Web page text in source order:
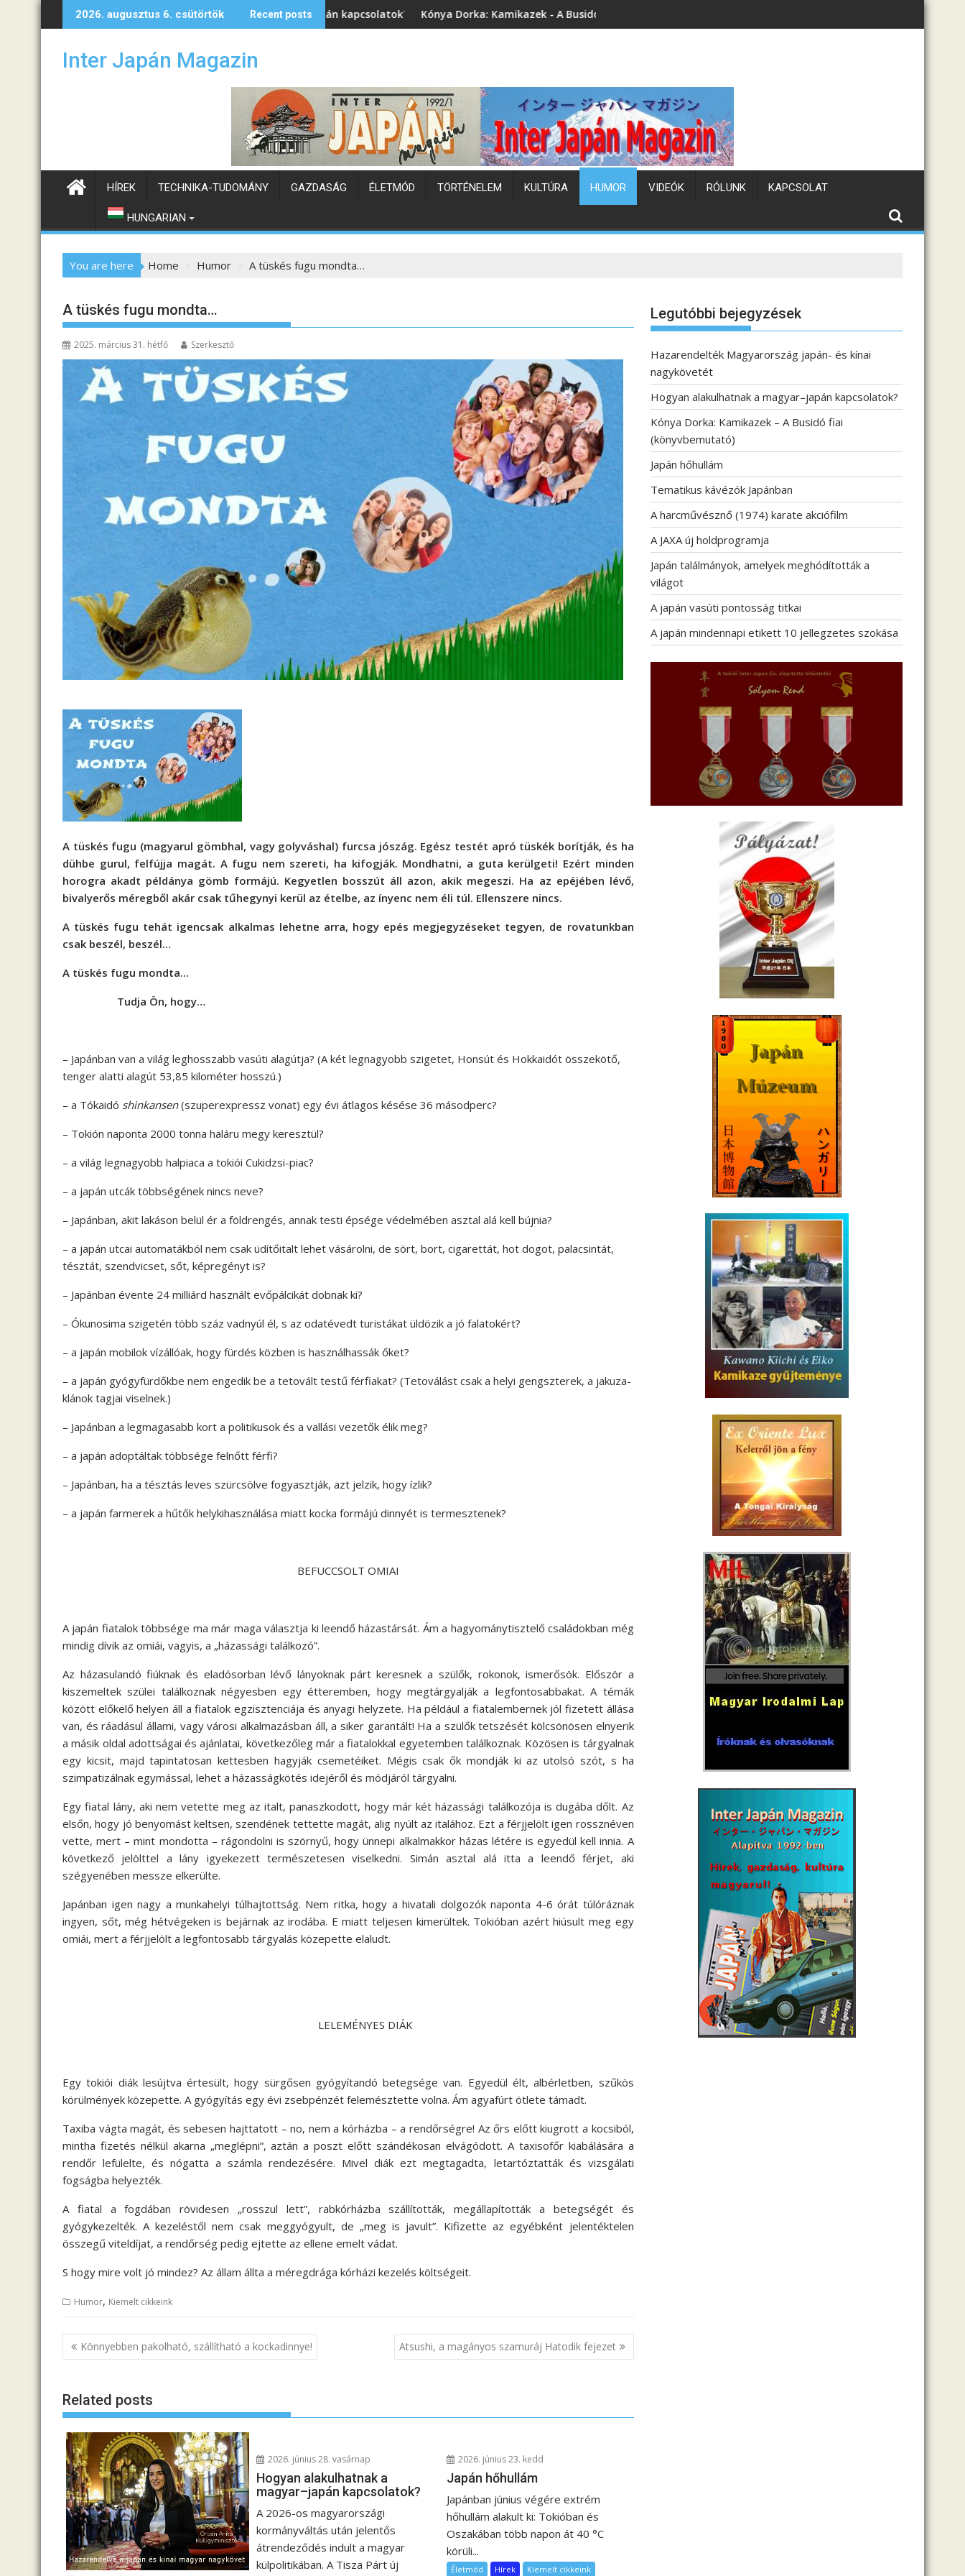
k
2026. augusztus 6. csütörtök Recent posts
Hogyan alakulhatnak a magyar–japán kapcsolatok? Kónya Dorka: Kamikazek - A Busidó fiai (könyvbemutató)Japán hőhullám
Inter Japán Magazin
HÍREK TECHNIKA-TUDOMÁNY GAZDASÁG ÉLETMÓD TÖRTÉNELEM KULTÚRA HUMOR VIDEÓK RÓLUNK KAPCSOLAT
HUNGARIAN
You are here Home Humor A tüskés fugu mondta…
A tüskés fugu mondta…
2025. március 31. hétfő Szerkesztő
A tüskés fugu (magyarul gömbhal, vagy golyváshal) furcsa jószág. Egész testét apró tüskék borítják, és ha
dühbe gurul, felfújja magát. A fugu nem szereti, ha kifogják. Mondhatni, a guta kerülgeti! Ezért minden
horogra akadt példánya gömb formájú. Kegyetlen bosszút áll azon, akik megeszi. Ha az epéjében lévő,
bivalyerős méregből akár csak tűhegynyi kerül az ételbe, az ínyenc nem éli túl. Ellenszere nincs.
A tüskés fugu tehát igencsak alkalmas lehetne arra, hogy epés megjegyzéseket tegyen, de rovatunkban
csak beszél, beszél…
A tüskés fugu mondta…
Tudja Ön, hogy…
– Japánban van a világ leghosszabb vasúti alagútja? (A két legnagyobb szigetet, Honsút és Hokkaidót összekötő,
tenger alatti alagút 53,85 kilométer hosszú.)
– a Tókaidó shinkansen(szuperexpressz vonat) egy évi átlagos késése 36 másodperc?
– Tokión naponta 2000 tonna haláru megy keresztül?
– a világ legnagyobb halpiaca a tokiói Cukidzsi-piac?
– a japán utcák többségének nincs neve?
– Japánban, akit lakáson belül ér a földrengés, annak testi épsége védelmében asztal alá kell bújnia?
– a japán utcai automatákból nem csak üdítőitalt lehet vásárolni, de sört, bort, cigarettát, hot dogot, palacsintát,
tésztát, szendvicset, sőt, képregényt is?
– Japánban évente 24 milliárd használt evőpálcikát dobnak ki?
– Ókunosima szigetén több száz vadnyúl él, s az odatévedt turistákat üldözik a jó falatokért?
– a japán mobilok vízállóak, hogy fürdés közben is használhassák őket?
– a japán gyógyfürdőkbe nem engedik be a tetovált testű férfiakat? (Tetoválást csak a helyi gengszterek, a jakuza-
klánok tagjai viselnek.)
– Japánban a legmagasabb kort a politikusok és a vallási vezetők élik meg?
– a japán adoptáltak többsége felnőtt férfi?
– Japánban, ha a tésztás leves szürcsölve fogyasztják, azt jelzik, hogy ízlik?
– a japán farmerek a hűtők helykihasználása miatt kocka formájú dinnyét is termesztenek?
BEFUCCSOLT OMIAI
A japán fiatalok többsége ma már maga választja ki leendő házastársát. Ám a hagyománytisztelő családokban még
mindig dívik az omiái, vagyis, a „házassági találkozó”.
Az házasulandó fiúknak és eladósorban lévő lányoknak párt keresnek a szülők, rokonok, ismerősök. Először a
kiszemeltek szülei találkoznak négyesben egy étteremben, hogy megtárgyalják a legfontosabbakat. A témák
között előkelő helyen áll a fiatalok egzisztenciája és anyagi helyzete. Ha például a fiatalembernek jól fizetett állása
van, és ráadásul állami, vagy városi alkalmazásban áll, a siker garantált! Ha a szülők tetszését kölcsönösen elnyerik
a másik oldal adottságai és ajánlatai, következőleg már a fiatalokkal egyetemben találkoznak. Közösen is tárgyalnak
egy kicsit, majd tapintatosan kettesben hagyják csemetéiket. Mégis csak ők mondják ki az utolsó szót, s ha
szimpatizálnak egymással, lehet a házasságkötés idejéről és módjáról tárgyalni.
Egy fiatal lány, aki nem vetette meg az italt, panaszkodott, hogy már két házassági találkozója is dugába dőlt. Az
elsőn, hogy jó benyomást keltsen, szendének tettette magát, alig nyúlt az italához. Ezt a férjjelölt igen rossznéven
vette, mert – mint mondotta – rágondolni is szörnyű, hogy ünnepi alkalmakkor házas létére is egyedül kell innia. A
következő jelölttel a lány igyekezett természetesen viselkedni. Simán asztal alá itta a leendő férjet, aki
szégyenében messze elkerülte.
Japánban igen nagy a munkahelyi túlhajtottság. Nem ritka, hogy a hivatali dolgozók naponta 4-6 órát túlóráznak
ingyen, sőt, még hétvégeken is bejárnak az irodába. E miatt teljesen kimerültek. Tokióban azért hiúsult meg egy
omiái, mert a férjjelölt a legfontosabb tárgyalás közepette elaludt.
LELEMÉNYES DIÁK
Egy tokiói diák lesújtva értesült, hogy sürgősen gyógyítandó betegsége van. Egyedül élt, albérletben, szűkös
körülmények közepette. A gyógyítás egy évi zsebpénzét felemésztette volna. Ám agyafúrt ötlete támadt.
Taxiba vágta magát, és sebesen hajttatott – no, nem a kórházba – a rendőrségre! Az őrs előtt kiugrott a kocsiból,
mintha fizetés nélkül akarna „meglépni”, aztán a poszt előtt szándékosan elvágódott. A taxisofőr kiabálására a
rendőr lefülelte, és nógatta a számla rendezésére. Mivel diák ezt megtagadta, letartóztatták és vizsgálati
fogságba helyezték.
A fiatal a fogdában rövidesen „rosszul lett”, rabkórházba szállították, megállapították a betegségét és
gyógykezelték. A kezeléstől nem csak meggyógyult, de „meg is javult”. Kifizette az egyébként jelentéktelen
összegű viteldíjat, a rendőrség pedig ejtette az ellene emelt vádat.
S hogy mire volt jó mindez? Az állam állta a méregdrága kórházi kezelés költségeit.
Humor, Kiemelt cikkeink
B
e
e
g
y
z
é
s
n
a
v
i
Könnyebben pakolható, szállítható a kockadinnye! Atsushi, a magányos szamuráj Hatodik fejezet
Related posts
2026. június 28. vasárnap
Hogyan alakulhatnak a
magyar–japán kapcsolatok?
A 2026-os magyarországi
kormányváltás után jelentős
átrendeződés indult a magyar
külpolitikában. A Tisza Párt új
2026. június 23. kedd
Japán hőhullám
Japánban június végére extrém
hőhullám alakult ki: Tokióban és
Oszakában több napon át 40 °C
körüli...
Életmód Hírek Kiemelt cikkeink
Legutóbbi bejegyzések
Hazarendelték Magyarország japán- és kínai
nagykövetét
Hogyan alakulhatnak a magyar–japán kapcsolatok?
Kónya Dorka: Kamikazek – A Busidó fiai
(könyvbemutató)
Japán hőhullám
Tematikus kávézók Japánban
A harcművésznő (1974) karate akciófilm
A JAXA új holdprogramja
Japán találmányok, amelyek meghódították a
világot
A japán vasúti pontosság titkai
A japán mindennapi etikett 10 jellegzetes szokása